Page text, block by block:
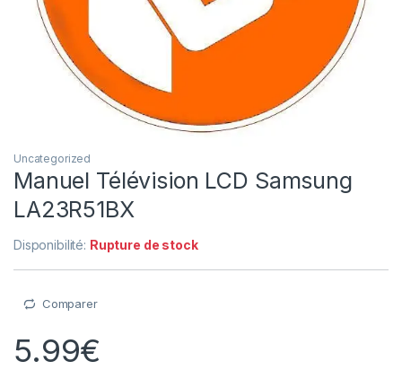
Uncategorized
Manuel Télévision LCD Samsung
LA23R51BX
Disponibilité: Rupture de stock
Comparer
5.99€